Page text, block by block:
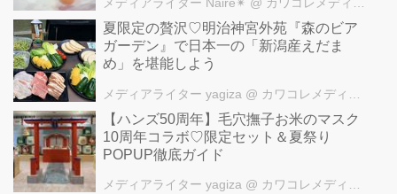
夏限定の贅沢♡明治神宮外苑『森のビア
ガーデン』で日本一の「新潟産えだま
め」を堪能しよう
メディアライター yagiza @ カワコレメディア編集部
【ハンズ50周年】毛穴撫子お米のマスク
10周年コラボ♡限定セット＆夏祭り
POPUP徹底ガイド
メディアライター yagiza @ カワコレメディア編集部